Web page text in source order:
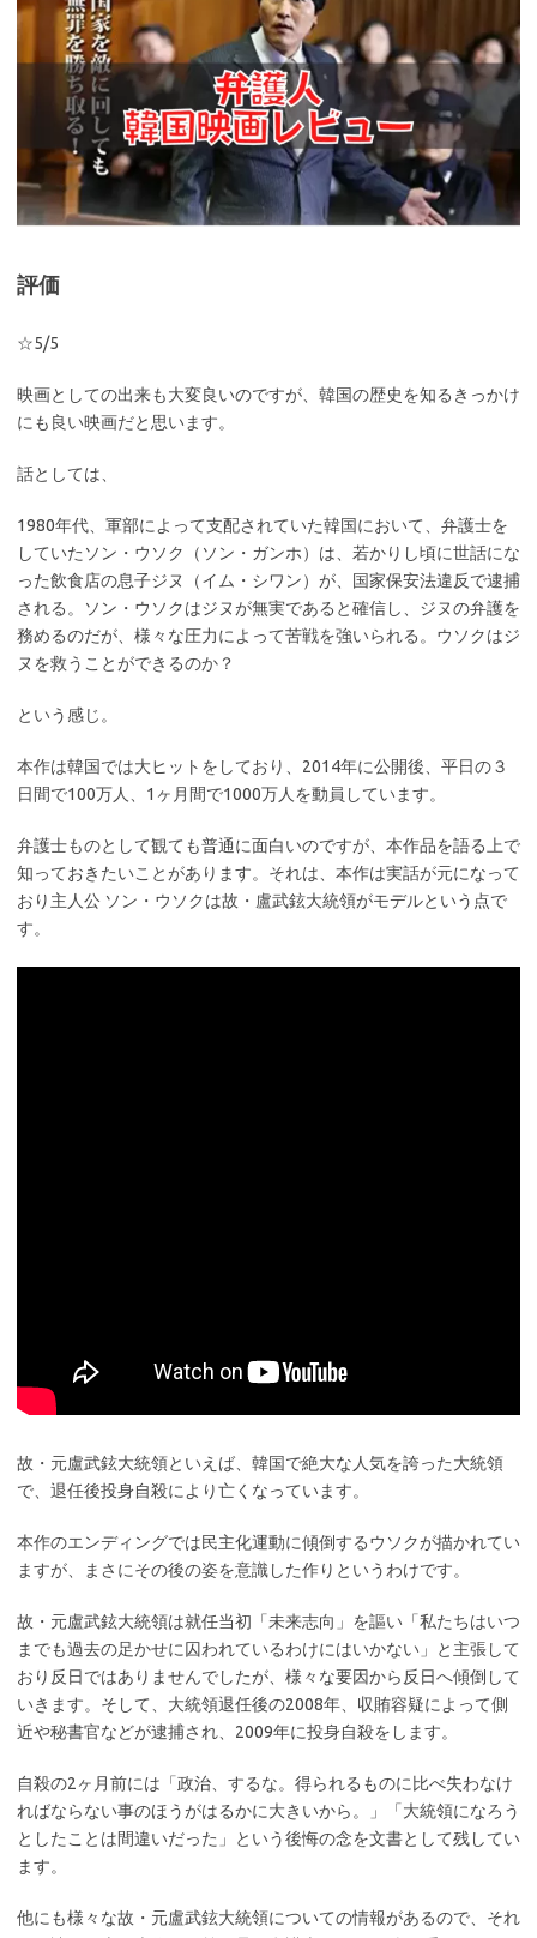
評価
☆5/5
映画としての出来も大変良いのですが、韓国の歴史を知るきっかけ
にも良い映画だと思います。
話としては、
1980年代、軍部によって支配されていた韓国において、弁護士を
していたソン・ウソク（ソン・ガンホ）は、若かりし頃に世話にな
った飲食店の息子ジヌ（イム・シワン）が、国家保安法違反で逮捕
される。ソン・ウソクはジヌが無実であると確信し、ジヌの弁護を
務めるのだが、様々な圧力によって苦戦を強いられる。ウソクはジ
ヌを救うことができるのか？
という感じ。
本作は韓国では大ヒットをしており、2014年に公開後、平日の３
日間で100万人、1ヶ月間で1000万人を動員しています。
弁護士ものとして観ても普通に面白いのですが、本作品を語る上で
知っておきたいことがあります。それは、本作は実話が元になって
おり主人公 ソン・ウソクは故・盧武鉉大統領がモデルという点で
す。
故・元盧武鉉大統領といえば、韓国で絶大な人気を誇った大統領
で、退任後投身自殺により亡くなっています。
本作のエンディングでは民主化運動に傾倒するウソクが描かれてい
ますが、まさにその後の姿を意識した作りというわけです。
故・元盧武鉉大統領は就任当初「未来志向」を謳い「私たちはいつ
までも過去の足かせに囚われているわけにはいかない」と主張して
おり反日ではありませんでしたが、様々な要因から反日へ傾倒して
いきます。そして、大統領退任後の2008年、収賄容疑によって側
近や秘書官などが逮捕され、2009年に投身自殺をします。
自殺の2ヶ月前には「政治、するな。得られるものに比べ失わなけ
ればならない事のほうがはるかに大きいから。」「大統領になろう
としたことは間違いだった」という後悔の念を文書として残してい
ます。
他にも様々な故・元盧武鉉大統領についての情報があるので、それ